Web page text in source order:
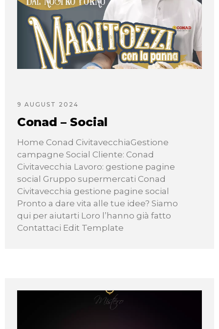
See our brochure
WATCH NOW
9 AUGUST 2024
Conad – Social
Home Conad CivitavecchiaGestione
campagne Social Cliente: Conad
Civitavecchia Lavoro: gestione pagine
social Gruppo supermercati Conad
Civitavecchia gestione pagine social
Pronto a dare vita alle tue idee? Siamo
qui per aiutarti Loro l’hanno già fatto
Contattaci Edit Template